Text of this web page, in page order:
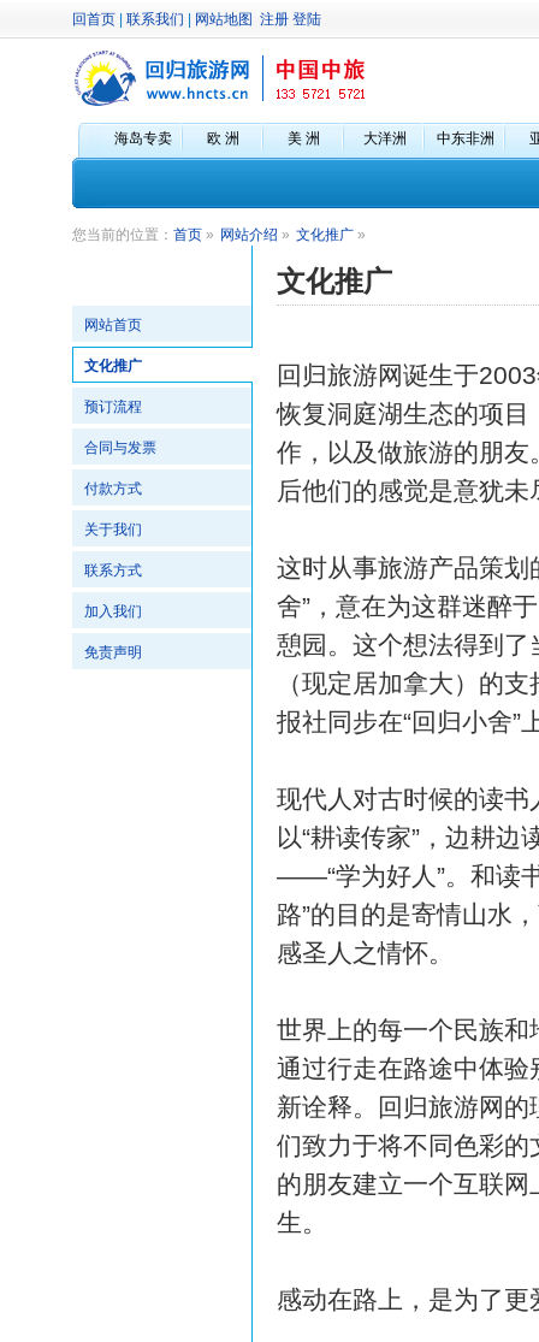
回首页 联系我们 网站地图 注册 登陆
海岛专卖 欧 洲 美 洲 大洋洲 中东非洲
您当前的位置： 首页 » 网站介绍 » 文化推广 »
网站首页
文化推广
预订流程
合同与发票
付款方式
关于我们
联系方式
加入我们
免责声明
文化推广
回归旅游网诞生于
恢复洞庭湖生态的项
作，以及做旅游的朋
后他们的感觉是意犹未
这时从事旅游产品策划
舍”，意在为这群迷醉
憩园。这个想法得到了
（现定居加拿大）的
报社同步在“回归小舍”
现代人对古时候的读
以“耕读传家”，边耕
——“学为好人”。和读
路”的目的是寄情山水
感圣人之情怀。
世界上的每一个民族
通过行走在路途中体
新诠释。回归旅游网的
们致力于将不同色彩
的朋友建立一个互联
生。
感动在路上，是为了